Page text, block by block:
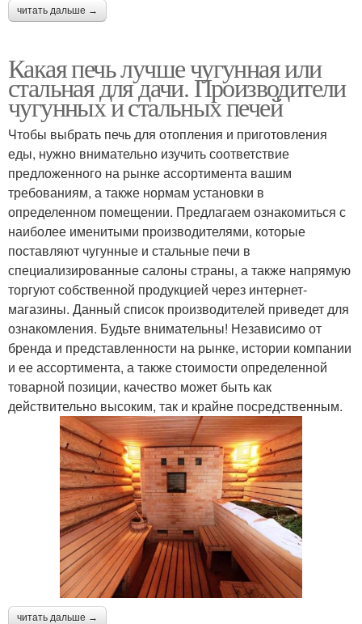
читать дальше →
Какая печь лучше чугунная или
стальная для дачи. Производители
чугунных и стальных печей
Чтобы выбрать печь для отопления и приготовления
еды, нужно внимательно изучить соответствие
предложенного на рынке ассортимента вашим
требованиям, а также нормам установки в
определенном помещении. Предлагаем ознакомиться с
наиболее именитыми производителями, которые
поставляют чугунные и стальные печи в
специализированные салоны страны, а также напрямую
торгуют собственной продукцией через интернет-
магазины. Данный список производителей приведет для
ознакомления. Будьте внимательны! Независимо от
бренда и представленности на рынке, истории компании
и ее ассортимента, а также стоимости определенной
товарной позиции, качество может быть как
действительно высоким, так и крайне посредственным.
читать дальше →